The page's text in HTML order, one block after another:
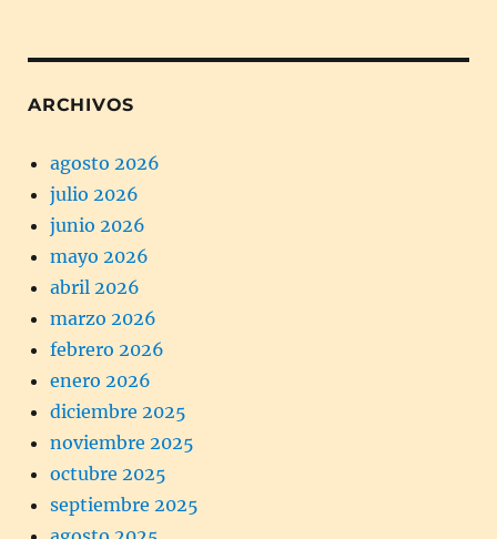
ARCHIVOS
agosto 2026
julio 2026
junio 2026
mayo 2026
abril 2026
marzo 2026
febrero 2026
enero 2026
diciembre 2025
noviembre 2025
octubre 2025
septiembre 2025